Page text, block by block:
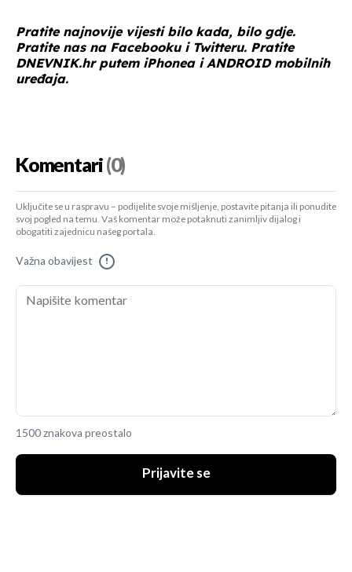
Pratite najnovije vijesti bilo kada, bilo gdje.
Pratite nas na Facebookui Twitteru. Pratite
DNEVNIK.hrputem iPhoneaiANDROIDmobilnih
uređaja.
Komentari(0)
Uključite se u raspravu – podijelite svoje mišljenje, postavite pitanja ili ponudite
svoj pogled na temu. Vaš komentar može potaknuti zanimljiv dijalog i
obogatiti zajednicu našeg portala.
Važna obavijest !
1500 znakova preostalo
Prijavite se